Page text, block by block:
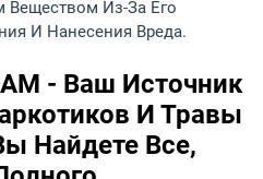
Веществом Из-За Его
И Нанесения Вреда.
- Ваш Источник
И Травы
Найдете Все,